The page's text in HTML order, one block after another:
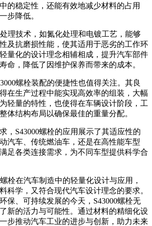
的稳定性，还能有效地减少材料的占用
步降低。
理技术，如氮化处理和电镀工艺，能够
及抗磨损性能，使其适用于恶劣的工作环
量化的设计理念相辅相成，提升汽车部件
命，降低了因维护保养而带来的成本。
螺栓装配的便捷性也值得关注。其良
在生产过程中能实现高效率的组装，大幅
轻量的特性，也使得在车辆设计阶段，工
体结构布局以确保最佳的重量分配。
，S43000螺栓的应用展示了其适应性的
汽车、传统燃油车，还是在高性能车型
足各类连接需求，为不同车型提供科学合
栓在汽车制造中的轻量化设计与应用，
科学，又符合现代汽车设计理念的要求。
保、可持续发展的今天，S43000螺栓无
新的活力与可能性。通过材料的精细化设
步推动汽车工业的进步与创新，助力未来